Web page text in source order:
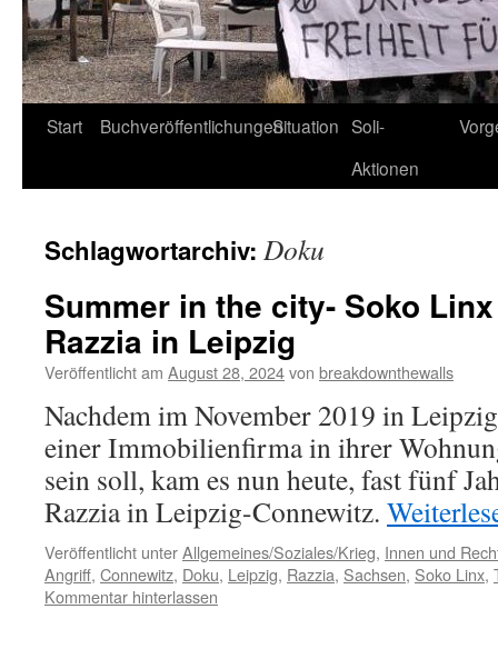
Start BuchveröffentlichungenSituation Soli-
Aktionen
Schlagwortarchiv: Doku
Summer in the city- Soko
Razzia in Leipzig
Veröffentlicht am August 28, 2024von breakdownthewalls
Nachdem im November 2019 in
einer Immobilienfirma in ihrer
sein soll, kam es nun heute, fast fünf
Razzia in Leipzig-Connewitz.
Veröffentlicht unterAllgemeines/Soziales/Krieg, Innen und
Angriff, Connewitz, Doku, Leipzig, Razzia, Sachsen, Soko Linx,
Kommentar hinterlassen